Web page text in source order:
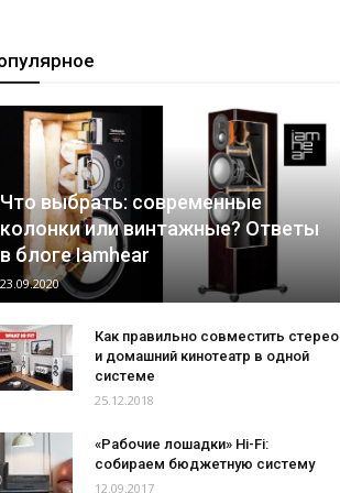
Что выбрать: современные
колонки или винтажные? Ответы
в блоге Iamhear
23.09.2020
Как правильно совместить стерео
и домашний кинотеатр в одной
системе
25.12.2018
«Рабочие лошадки» Hi-Fi:
собираем бюджетную систему
12.09.2017